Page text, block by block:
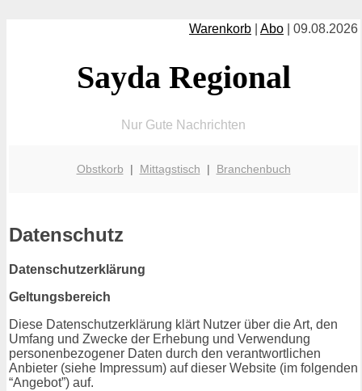
Warenkorb Abo | 09.08.2026
Sayda Regional
Nur Gute Nachrichten
Obstkorb | Mittagstisch | Branchenbuch
Datenschutz
Datenschutzerklärung
Geltungsbereich
Diese Datenschutzerklärung klärt Nutzer über die Art, den
Umfang und Zwecke der Erhebung und Verwendung
personenbezogener Daten durch den verantwortlichen
Anbieter (siehe Impressum) auf dieser Website (im folgenden
“Angebot”) auf.